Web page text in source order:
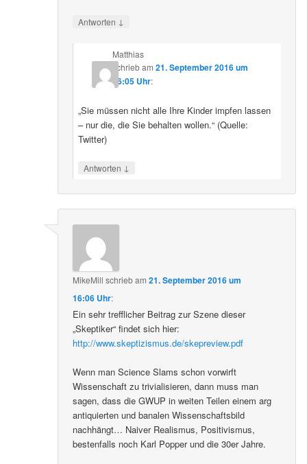
Antworten ↓
Matthias
schriebam 21. September 2016 um
16:05 Uhr:
„Sie müssen nicht alle Ihre Kinder impfen lassen
– nur die, die Sie behalten wollen.“ (Quelle:
Twitter)
Antworten ↓
MikeMill schriebam21. September 2016 um
16:06 Uhr:
Ein sehr trefflicher Beitrag zur Szene dieser
„Skeptiker“ findet sich hier:
http://www.skeptizismus.de/skepreview.pdf
Wenn man Science Slams schon vorwirft
Wissenschaft zu trivialisieren, dann muss man
sagen, dass die GWUP in weiten Teilen einem arg
antiquierten und banalen Wissenschaftsbild
nachhängt… Naiver Realismus, Positivismus,
bestenfalls noch Karl Popper und die 30er Jahre.